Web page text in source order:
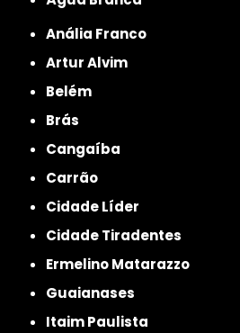
Anália Franco
Artur Alvim
Belém
Brás
Cangaíba
Carrão
Cidade Líder
Cidade Tiradentes
Ermelino Matarazzo
Guaianases
Itaim Paulista